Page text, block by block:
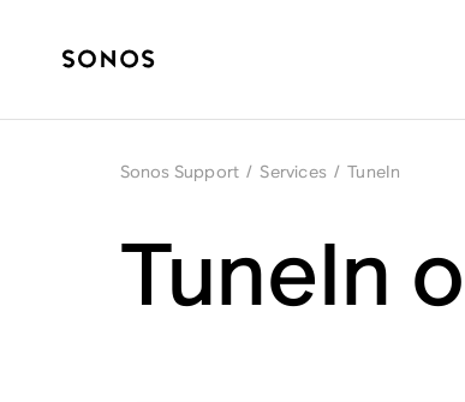
Sonos Support / Services / TuneIn
TuneIn